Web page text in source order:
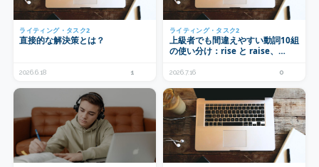
ライティング・タスク2
直接的な解決策とは？
2026.6.18 1
ライティング・タスク2
上級者でも間違えやすい動詞10組
の使い分け：rise と raise、
2026.7.16 0